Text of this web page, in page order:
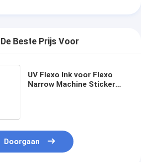
De Beste Prijs Voor
UV Flexo Ink voor Flexo
Narrow Machine Sticker
Doorgaan